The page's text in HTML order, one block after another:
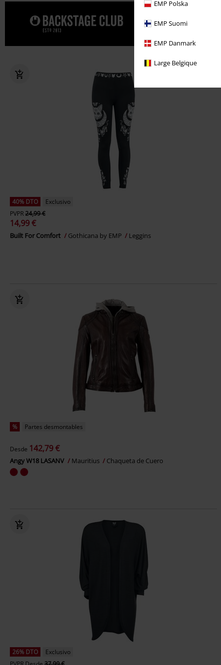
EMP Polska
EMP Suomi
EMP Danmark
Large Belgique
Date un
CLUB.
40% DTO
Exclusivo
PVPR24,99 €
14,99 €
Built For Comfort Gothicana by EMP Leggins
% Partes desmontables
Desde 142,79 €
Angy W18 LASANV Mauritius Chaqueta de Cuero
26% DTO
Exclusivo